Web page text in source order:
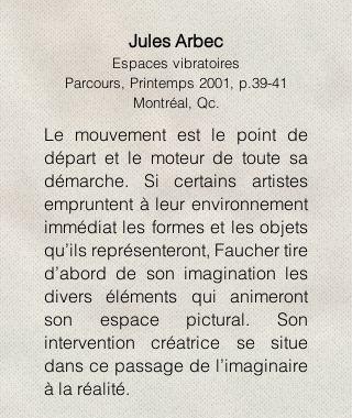
Jules Arbec
Espaces vibratoires
Parcours, Printemps 2001, p.39-41
Montréal, Qc.
Le mouvement est le point de
départ et le moteur de toute sa
démarche. Si certains artistes
empruntent à leur environnement
immédiat les formes et les objets
qu’ils représenteront, Faucher tire
d’abord de son imagination les
divers éléments qui animeront
son espace pictural. Son
intervention créatrice se situe
dans ce passage de l’imaginaire
à la réalité.